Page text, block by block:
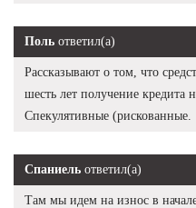
Поль ответил(а)
Рассказывают о том, что
шесть лет получение кредита
Спекулятивные (рискованные.
Спаниель ответил(а)
Там мы идем на износ в